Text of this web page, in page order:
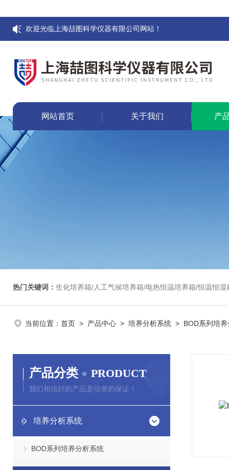
欢迎光临上海喆图科学仪器有限公司网站！
网站首页 关于我们 产
热门关键词： 生化培养箱/人工气候培养箱/电热恒温培养箱/恒温恒湿箱/光照培养箱/二氧化碳培养箱
当前位置： 首页 > 产品中心 > 培养分析系统 > BOD系列培养
产品分类 PRODUCT
我们相信好的产品是信誉的保证！
培养分析系统
BOD系列培养分析系统